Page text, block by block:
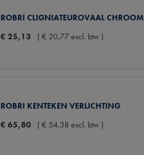
ROBRI CLIGNIATEUROVAAL CHROOM
€ 25,13 ( € 20,77excl. btw )
ROBRI KENTEKEN VERLICHTING
€ 65,80 ( € 54,38 excl. btw )